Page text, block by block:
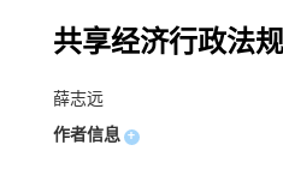
共享经济行政法
薛志远
作者信息 +